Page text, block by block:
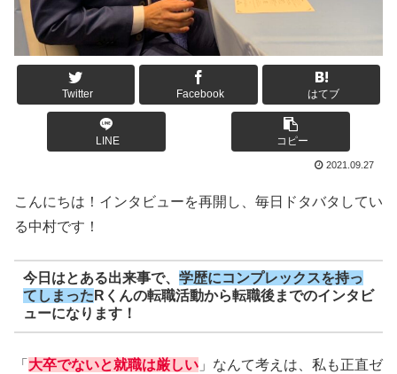
Twitter Facebook はてブ
LINE コピー
2021.09.27
こんにちは！インタビューを再開し、毎日ドタバタしてい
る中村です！
今日はとある出来事で、 学歴にコンプレックスを持っ
てしまった Rくんの転職活動から転職後までのインタビ
ューになります！
「 大卒でないと就職は厳しい 」なんて考えは、私も正直ゼ